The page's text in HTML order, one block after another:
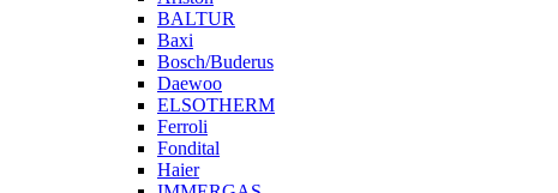
BALTUR
Baxi
Bosch/Buderus
Daewoo
ELSOTHERM
Ferroli
Fondital
Haier